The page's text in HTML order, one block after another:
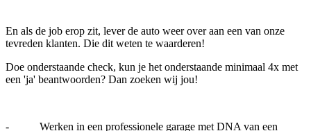
En als de job erop zit, lever de auto weer over aan een van onze
tevreden klanten. Die dit weten te waarderen!
Doe onderstaande check, kun je het onderstaande minimaal 4x met
een 'ja' beantwoorden? Dan zoeken wij jou!
- Werken in een professionele garage met DNA van een